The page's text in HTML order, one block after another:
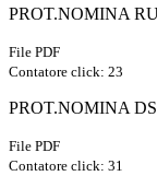
PROT.NOMINA
File PDF
Contatore click: 23
PROT.NOMINA
File PDF
Contatore click: 31